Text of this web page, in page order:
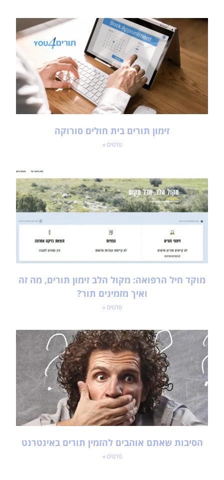
זימון תורים בית חולים סורוקה
פרטים »
מוקד חיל הרפואה: מקול הלב זימון תורים, מה זה
ואיך מזמינים תור?
פרטים »
הסיבות שאתם אוהבים להזמין תורים באינטרנט
פרטים »